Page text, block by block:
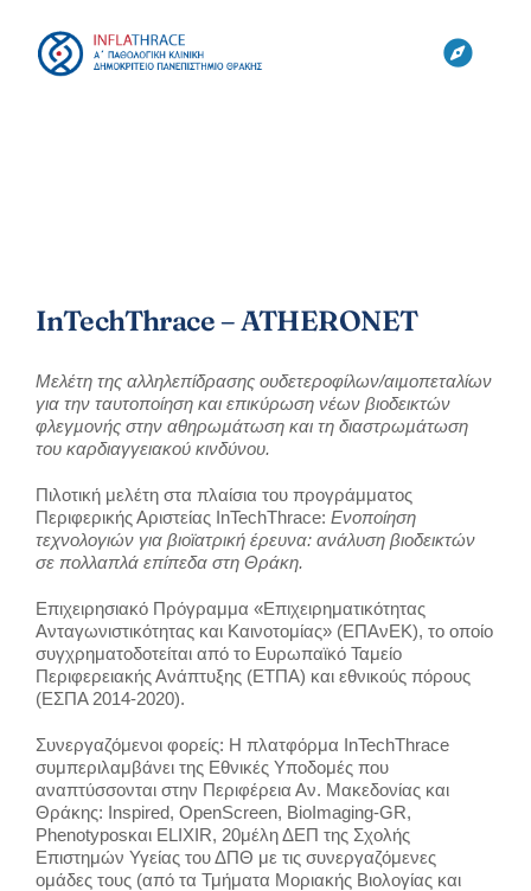
content
ΕΡΕΥΝΑ
CYTONET
ΕΚΠΑΙΔΕΥΣΗ
ΝΕΑ
ΕΠΙΚΟΙΝΩΝΙΑ
InTechThrace – ATHERONET
Μελέτη της αλληλεπίδρασης ουδετεροφίλων/αιµοπεταλίων
για την ταυτοποίηση και επικύρωση νέων βιοδεικτών
φλεγµονής στην αθηρωµάτωση και τη διαστρωµάτωση
του καρδιαγγειακού κινδύνου.
Πιλοτική μελέτη στα πλαίσια του προγράμματος
Περιφερικής Αριστείας InTechThrace: Ενοποίηση
τεχνολογιών για βιοϊατρική έρευνα: ανάλυση βιοδεικτών
σε πολλαπλά επίπεδα στη Θράκη.
Επιχειρησιακό Πρόγραμμα «Επιχειρηματικότητας
Ανταγωνιστικότητας και Καινοτομίας» (ΕΠΑνΕΚ), το οποίο
συγχρηματοδοτείται από το Ευρωπαϊκό Ταμείο
Περιφερειακής Ανάπτυξης (ΕΤΠΑ) και εθνικούς πόρους
(ΕΣΠΑ 2014-2020).
Συνεργαζόμενοι φορείς: Η πλατφόρμα InTechThrace
συμπεριλαμβάνει της Εθνικές Υποδομές που
αναπτύσσονται στην Περιφέρεια Αν. Μακεδονίας και
Θράκης: Inspired, OpenScreen, BioImaging-GR,
Phenotyposκαι ELIXIR, 20μέλη ΔΕΠ της Σχολής
Επιστημών Υγείας του ΔΠΘ με τις συνεργαζόμενες
ομάδες τους (από τα Τμήματα Μοριακής Βιολογίας και